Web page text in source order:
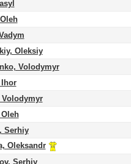
Oleksiy
Volodymyr
Volodymyr
Serhiy
Oleksandr
Serhiy